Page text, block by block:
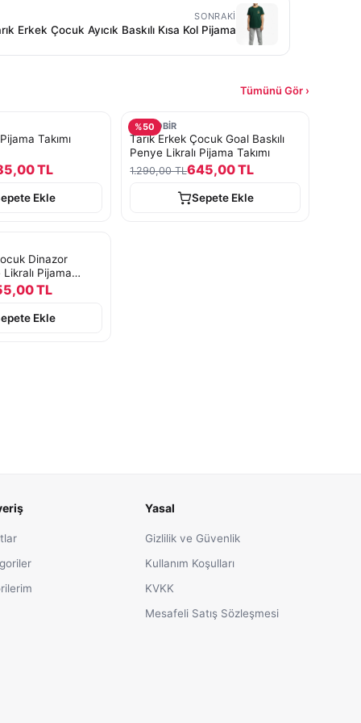
SONRAKI
Erkek Çocuk Ayıcık Baskılı Kısa Kol Pijama
Tümünü Gör ›
Takımı
TL
Ekle
%50
TURKOBİR
Tarık Erkek Çocuk Goal Baskılı
Penye Likralı Pijama Takımı
1.290,00 TL645,00 TL
Sepete Ekle
Dinazor
Likralı Pijama
TL
Ekle
Yasal
Gizlilik ve Güvenlik
Kullanım Koşulları
KVKK
Mesafeli Satış Sözleşmesi